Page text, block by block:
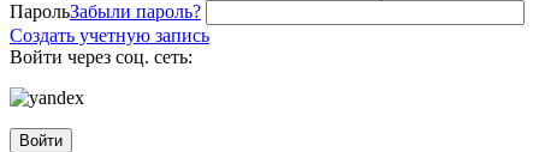
ПарольЗабыли пароль?
Создать учетную запись
Войти через соц. сеть:
Войти